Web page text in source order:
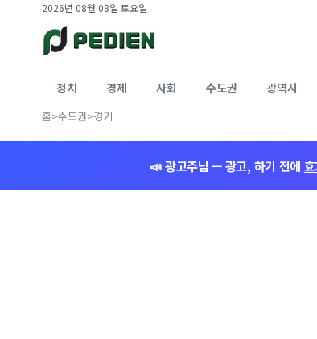
2026년 08월 08일 토요일
정치 경제 사회 수도권 광역시
홈>수도권>경기
📣 광고주님 — 광고, 하기 전에